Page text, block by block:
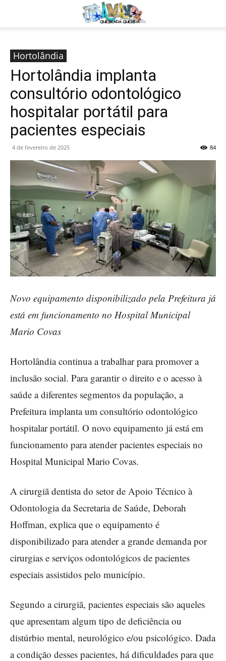
Hortolândia
Hortolândia implanta
consultório odontológico
hospitalar portátil para
pacientes especiais
4 de fevereiro de 2025 84
Novo equipamento disponibilizado pela Prefeitura já
está em funcionamento no Hospital Municipal
Mario Covas
Hortolândia continua a trabalhar para promover a
inclusão social. Para garantir o direito e o acesso à
saúde a diferentes segmentos da população, a
Prefeitura implanta um consultório odontológico
hospitalar portátil. O novo equipamento já está em
funcionamento para atender pacientes especiais no
Hospital Municipal Mario Covas.
A cirurgiã dentista do setor de Apoio Técnico à
Odontologia da Secretaria de Saúde, Deborah
Hoffman, explica que o equipamento é
disponibilizado para atender a grande demanda por
cirurgias e serviços odontológicos de pacientes
especiais assistidos pelo município.
Segundo a cirurgiã, pacientes especiais são aqueles
que apresentam algum tipo de deficiência ou
distúrbio mental, neurológico e/ou psicológico. Dada
a condição desses pacientes, há dificuldades para que